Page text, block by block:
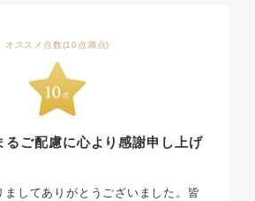
オススメ点数(10点満点)
るご配慮に心より感謝申し上げ
ましてありがとうございました。皆